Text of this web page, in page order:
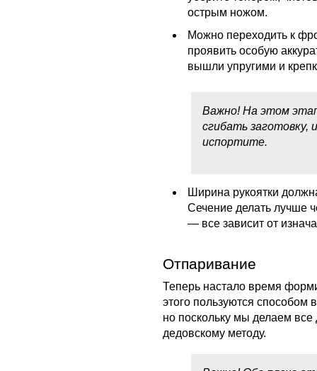
острым ножом.
Можно переходить к
проявить особую
вышли упругими и
Важно! На этом
сгибать заготовку,
испортите.
Ширина рукоятки
Сечение делать лучше
— все зависит от
Отпаривание
Теперь настало время
этого пользуются
но поскольку мы делаем
дедовскому методу.